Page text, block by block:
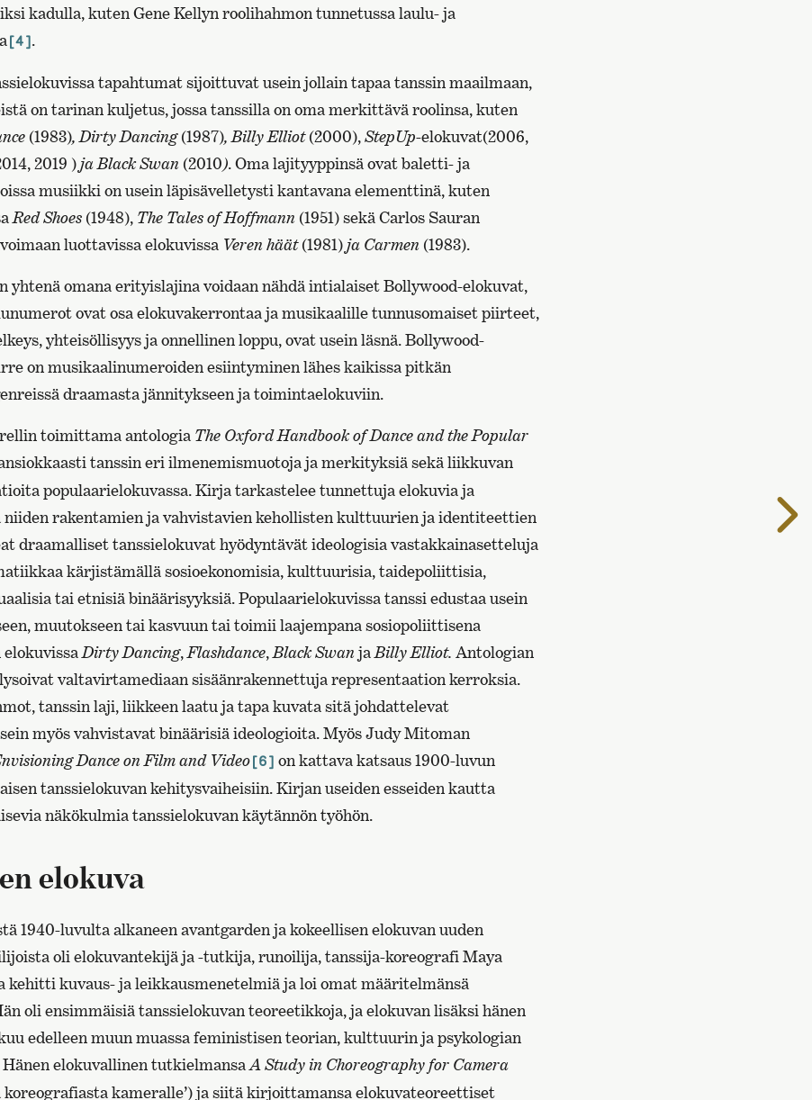
kadulla, kuten Gene Kellyn roolihahmon tunnetussa laulu- ja
[4].
tapahtumat sijoittuvat usein jollain tapaa tanssin maailmaan,
on tarinan kuljetus, jossa tanssilla on oma merkittävä roolinsa, kuten
(1983), Dirty Dancing(1987), Billy Elliot(2000),StepUp-elokuvat(2006,
2019 ) ja Black Swan (2010). Oma lajityyppinsä ovat baletti- ja
musiikki on usein läpisävelletysti kantavana elementtinä, kuten
Red Shoes (1948), The Tales of Hoffmann (1951) sekä Carlos Sauran
luottavissa elokuvissa Veren häät(1981) ja Carmen (1983).
yhtenä omana erityislajina voidaan nähdä intialaiset Bollywood-elokuvat,
ovat osa elokuvakerrontaa ja musikaalille tunnusomaiset piirteet,
yhteisöllisyys ja onnellinen loppu, ovat usein läsnä. Bollywood-
on musikaalinumeroiden esiintyminen lähes kaikissa pitkän
draamasta jännitykseen ja toimintaelokuviin.
toimittama antologia The Oxford Handbook of Dance and the Popular
tanssin eri ilmenemismuotoja ja merkityksiä sekä liikkuvan
populaarielokuvassa. Kirja tarkastelee tunnettuja elokuvia ja
niiden rakentamien ja vahvistavien kehollisten kulttuurien ja identiteettien
draamalliset tanssielokuvat hyödyntävät ideologisia vastakkainasetteluja
kärjistämällä sosioekonomisia, kulttuurisia, taidepoliittisia,
tai etnisiä binäärisyyksiä. Populaarielokuvissa tanssi edustaa usein
muutokseen tai kasvuun tai toimii laajempana sosiopoliittisena
Dirty Dancing, Flashdance, Black Swanja Billy Elliot. Antologian
valtavirtamediaan sisäänrakennettuja representaation kerroksia.
tanssin laji, liikkeen laatu ja tapa kuvata sitä johdattelevat
myös vahvistavat binäärisiä ideologioita. Myös Judy Mitoman
Dance on Film and Video[6] on kattava katsaus 1900-luvun
tanssielokuvan kehitysvaiheisiin. Kirjan useiden esseiden kautta
näkökulmia tanssielokuvan käytännön työhön.
elokuva
1940-luvulta alkaneen avantgarden ja kokeellisen elokuvan uuden
oli elokuvantekijä ja -tutkija, runoilija, tanssija-koreografi Maya
kehitti kuvaus- ja leikkausmenetelmiä ja loi omat määritelmänsä
oli ensimmäisiä tanssielokuvan teoreetikkoja, ja elokuvan lisäksi hänen
edelleen muun muassa feministisen teorian, kulttuurin ja psykologian
Hänen elokuvallinen tutkielmansaA Study in Choreography for Camera
koreografiasta kameralle’) ja siitä kirjoittamansa elokuvateoreettiset